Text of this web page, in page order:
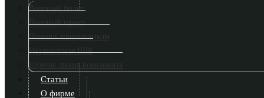
Военный билет
Военный юрист
Помощь призывникам
Независимая ВВК
Горячая линия военкомата
Статьи
О фирме